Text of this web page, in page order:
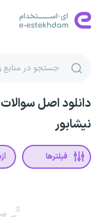
دانلود اصل
نیشابور
فیلترها